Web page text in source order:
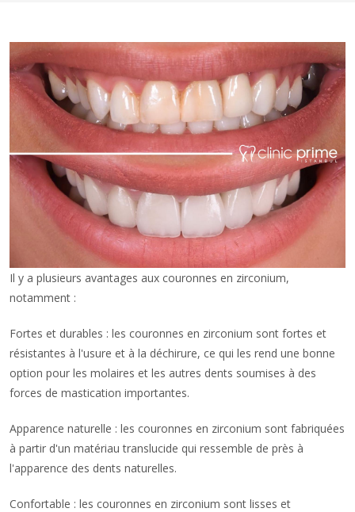
Il y a plusieurs avantages aux couronnes en zirconium,
notamment :
Fortes et durables : les couronnes en zirconium sont fortes et
résistantes à l'usure et à la déchirure, ce qui les rend une bonne
option pour les molaires et les autres dents soumises à des
forces de mastication importantes.
Apparence naturelle : les couronnes en zirconium sont fabriquées
à partir d'un matériau translucide qui ressemble de près à
l'apparence des dents naturelles.
Confortable : les couronnes en zirconium sont lisses et